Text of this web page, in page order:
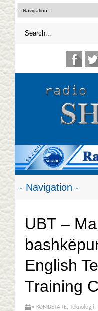
UBT –
English
Training
• KOMBËTARE, Teknologji